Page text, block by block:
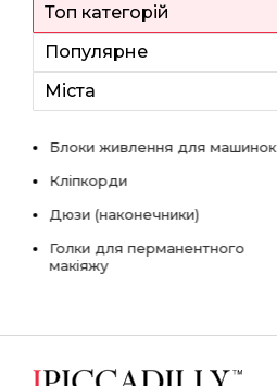
Топ категорій
Популярне
Міста
Блоки живлення для машинок
Кліпкорди
Дюзи (наконечники)
Голки для перманентного
макіяжу